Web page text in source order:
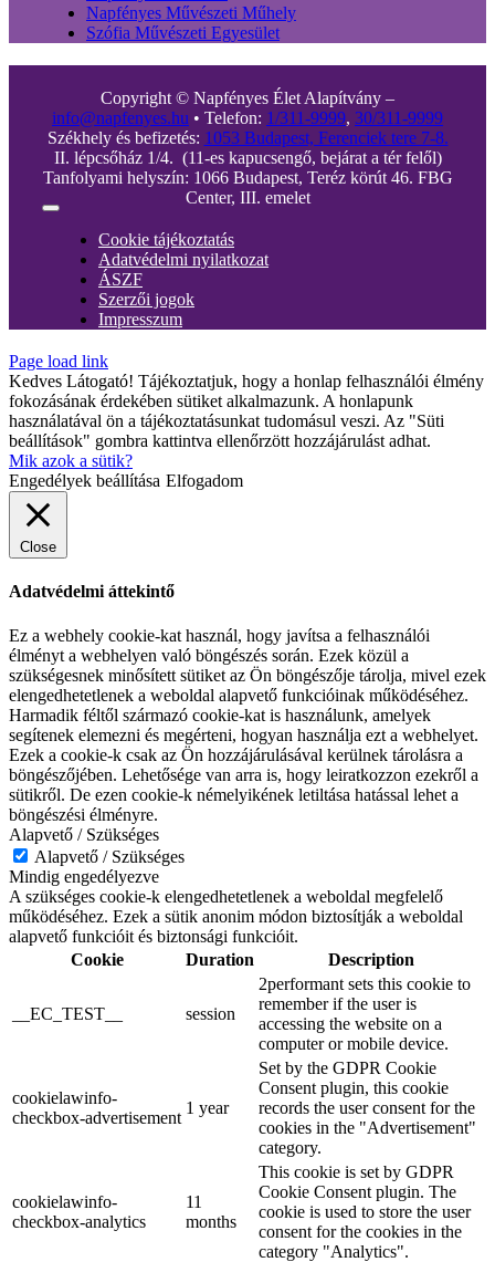
Napfényes Művészeti Műhely
Szófia Művészeti Egyesület
Copyright © Napfényes Élet Alapítvány –
info@napfenyes.hu • Telefon: 1/311-9999, 30/311-9999
Székhely és befizetés: 1053 Budapest, Ferenciek tere 7-8.
II. lépcsőház 1/4. (11-es kapucsengő, bejárat a tér felől)
Tanfolyami helyszín: 1066 Budapest, Teréz körút 46. FBG
Center, III. emelet
Toggle
NavigationCookie tájékoztatás
Adatvédelmi nyilatkozat
ÁSZF
Szerzői jogok
Impresszum
Page load link
Kedves Látogató! Tájékoztatjuk, hogy a honlap felhasználói élmény
fokozásának érdekében sütiket alkalmazunk. A honlapunk
használatával ön a tájékoztatásunkat tudomásul veszi. Az "Süti
beállítások" gombra kattintva ellenőrzött hozzájárulást adhat.
Mik azok a sütik?
Engedélyek beállítása Elfogadom
Close
Adatvédelmi áttekintő
Ez a webhely cookie-kat használ, hogy javítsa a felhasználói
élményt a webhelyen való böngészés során. Ezek közül a
szükségesnek minősített sütiket az Ön böngészője tárolja, mivel ezek
elengedhetetlenek a weboldal alapvető funkcióinak működéséhez.
Harmadik féltől származó cookie-kat is használunk, amelyek
segítenek elemezni és megérteni, hogyan használja ezt a webhelyet.
Ezek a cookie-k csak az Ön hozzájárulásával kerülnek tárolásra a
böngészőjében. Lehetősége van arra is, hogy leiratkozzon ezekről a
sütikről. De ezen cookie-k némelyikének letiltása hatással lehet a
böngészési élményre.
Alapvető / Szükséges
Alapvető / Szükséges
Mindig engedélyezve
A szükséges cookie-k elengedhetetlenek a weboldal megfelelő
működéséhez. Ezek a sütik anonim módon biztosítják a weboldal
alapvető funkcióit és biztonsági funkcióit.
Cookie
Duration Description
__EC_TEST__ session
2performant sets this cookie to
remember if the user is
accessing the website on a
computer or mobile device.
cookielawinfo-
checkbox-advertisement
1 year
Set by the GDPR Cookie
Consent plugin, this cookie
records the user consent for the
cookies in the "Advertisement"
category.
cookielawinfo-
checkbox-analytics
11
months
This cookie is set by GDPR
Cookie Consent plugin. The
cookie is used to store the user
consent for the cookies in the
category "Analytics".